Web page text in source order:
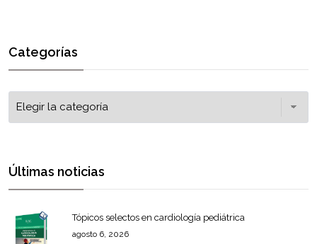
Categorías
Últimas noticias
Tópicos selectos en cardiología pediátrica
agosto 6, 2026